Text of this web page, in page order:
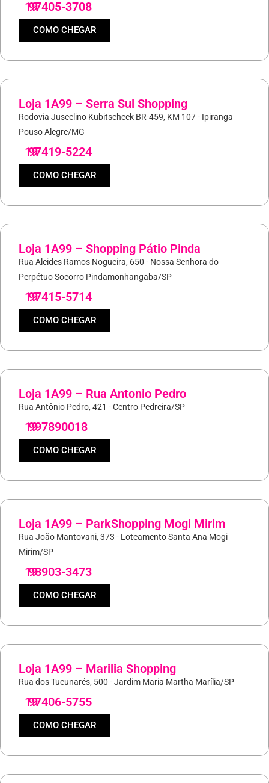
19
97405-3708
COMO CHEGAR
Loja 1A99 – Serra Sul Shopping
Rodovia Juscelino Kubitscheck BR-459, KM 107 - Ipiranga
Pouso Alegre/MG
19
97419-5224
COMO CHEGAR
Loja 1A99 – Shopping Pátio Pinda
Rua Alcides Ramos Nogueira, 650 - Nossa Senhora do
Perpétuo Socorro Pindamonhangaba/SP
19
97415-5714
COMO CHEGAR
Loja 1A99 – Rua Antonio Pedro
Rua Antônio Pedro, 421 - Centro Pedreira/SP
19
997890018
COMO CHEGAR
Loja 1A99 – ParkShopping Mogi Mirim
Rua João Mantovani, 373 - Loteamento Santa Ana Mogi
Mirim/SP
19
98903-3473
COMO CHEGAR
Loja 1A99 – Marilia Shopping
Rua dos Tucunarés, 500 - Jardim Maria Martha Marília/SP
19
97406-5755
COMO CHEGAR